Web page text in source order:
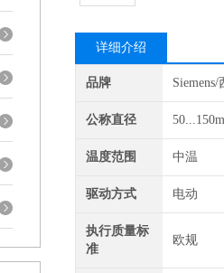
详细介绍
品牌
公称直径
温度范围 中温
驱动方式 电动
执行质量标
准
欧规